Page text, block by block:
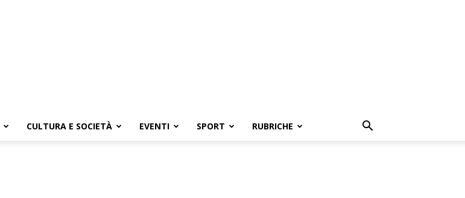
CULTURA E SOCIETÀ EVENTI SPORT RUBRICHE